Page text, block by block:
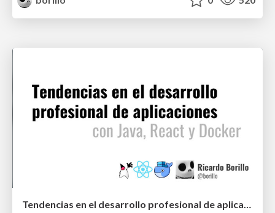
Tendencias en el desarrollo profesional de aplicaciones con Java, React y Docker